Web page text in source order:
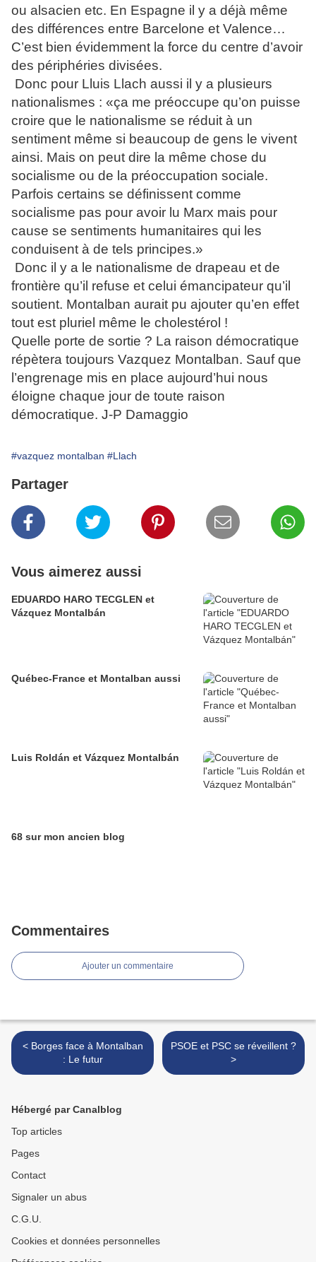
ou alsacien etc. En Espagne il y a déjà même
des différences entre Barcelone et Valence…
C’est bien évidemment la force du centre d’avoir
des périphéries divisées.
Donc pour Lluis Llach aussi il y a plusieurs
nationalismes : «ça me préoccupe qu’on puisse
croire que le nationalisme se réduit à un
sentiment même si beaucoup de gens le vivent
ainsi. Mais on peut dire la même chose du
socialisme ou de la préoccupation sociale.
Parfois certains se définissent comme
socialisme pas pour avoir lu Marx mais pour
cause se sentiments humanitaires qui les
conduisent à de tels principes.»
Donc il y a le nationalisme de drapeau et de
frontière qu’il refuse et celui émancipateur qu’il
soutient. Montalban aurait pu ajouter qu’en effet
tout est pluriel même le cholestérol !
Quelle porte de sortie ? La raison démocratique
répètera toujours Vazquez Montalban. Sauf que
l’engrenage mis en place aujourd’hui nous
éloigne chaque jour de toute raison
démocratique. J-P Damaggio
#vazquez montalban #Llach
Partager
Vous aimerez aussi
EDUARDO HARO TECGLEN et
Vázquez Montalbán
Québec-France et Montalban aussi
Luis Roldán et Vázquez Montalbán
68 sur mon ancien blog
Commentaires
Ajouter un commentaire
< Borges face à Montalban
: Le futur
PSOE et PSC se réveillent ?
>
Hébergé par Canalblog
Top articles
Pages
Contact
Signaler un abus
C.G.U.
Cookies et données personnelles